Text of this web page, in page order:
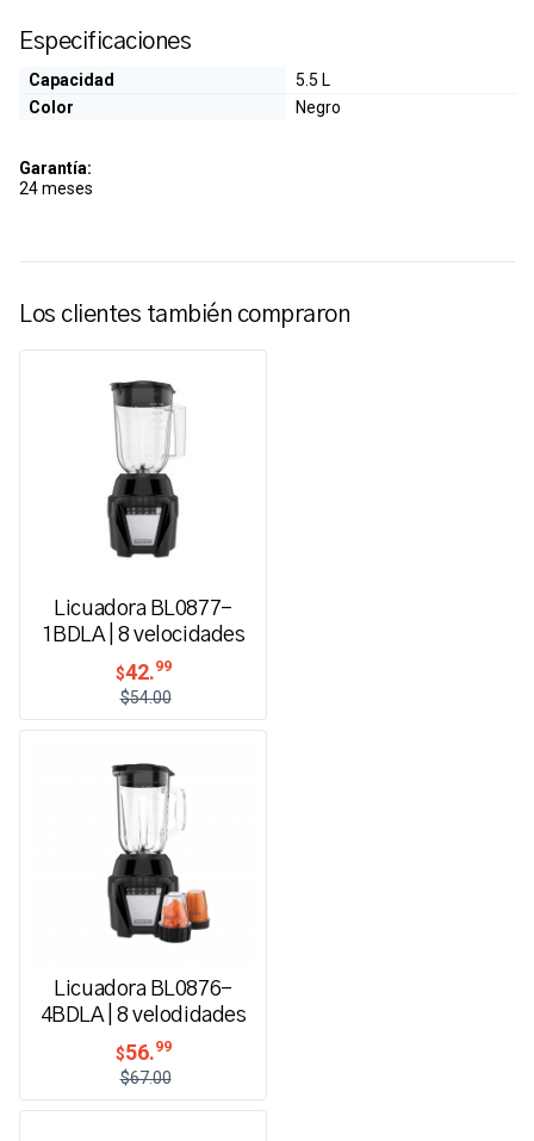
Especificaciones
Capacidad
5.5 L
Color
Negro
Garantía:
24 meses
Los clientes también compraron
Licuadora BL0877-
1BDLA | 8 velocidades
$42.99
$54.00
Licuadora BL0876-
4BDLA | 8 velodidades
$56.99
$67.00